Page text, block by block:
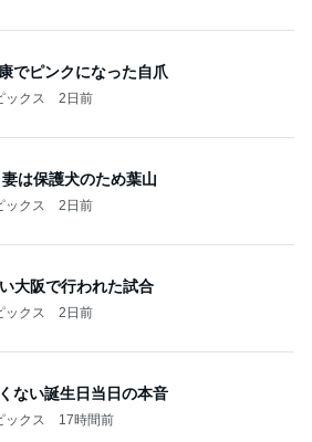
でピンクになった自爪
ックス 2日前
は保護犬のため葉山
ックス 2日前
大阪で行われた試合
ックス 2日前
ない誕生日当日の本音
ックス 17時間前